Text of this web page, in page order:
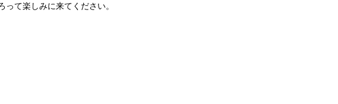
って楽しみに来てください。